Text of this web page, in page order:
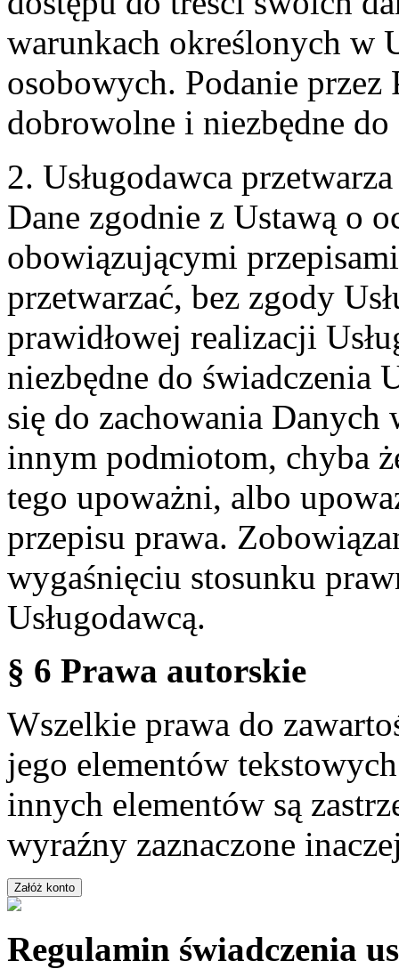
warunkach określonych w
osobowych. Podanie przez
dobrowolne i niezbędne
2. Usługodawca
Dane zgodnie z Ustawą o
obowiązującymi
przetwarzać, bez zgody
prawidłowej realizacji
niezbędne do świadczenia
się do zachowania
innym podmiotom, chyba
tego upoważni, albo
przepisu prawa.
wygaśnięciu stosunku
Usługodawcą.
§ 6 Prawa autorskie
Wszelkie prawa do
jego elementów
innych elementów są
wyraźny zaznaczone
Regulamin świadczenia